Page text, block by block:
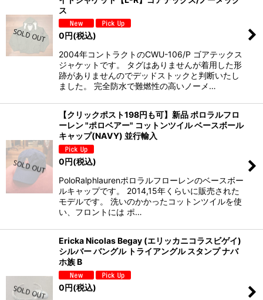
ス
0円(税込)
2004年コントラクトのCWU-106/P ゴアテックス
ジャケットです。 タグはありませんが着用した形
跡がありませんのでデッドストックと判断いたし
ました。 完全防水で難燃性の高いノーメ…
【クリックポスト198円も可】新品 ポロラルフロ
ーレン "ポロベアー" コットンツイル ベースボール
キャップ(NAVY) 並行輸入
0円(税込)
PoloRalphlaurenポロラルフローレンのベースボー
ルキャップです。 2014,15年くらいに販売された
モデルです。 洗いのかかったコットンツイルを使
い、フロントには ポ…
Ericka Nicolas Begay (エリッカニコラスビゲイ)
シルバー バングル トライアングル スタンプ ナバ
ホ族 B
0円(税込)